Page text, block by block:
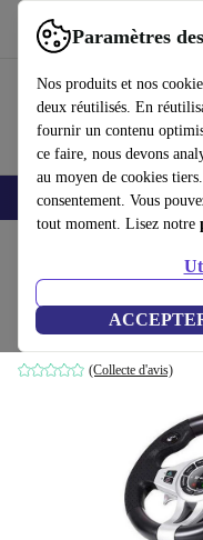
Paramètres
Nos produits et nos
deux réutilisés. En
fournir un contenu
ce faire, nous devons
au moyen de cookies
consentement. Vous
tout moment. Lisez notre
Utilisez refurbed
Smartphones Laptops
Tracer Roadster
Noir/Argenté
(Collecte d'avis)